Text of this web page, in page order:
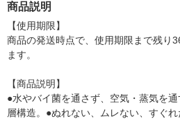
シ） オリジナル
商品説明
【使用期限】
商品の発送時点で、使用期限まで残り
ます。
【商品説明】
●水やバイ菌を通さず、空気・蒸気を
層構造。●ぬれない、ムレない、すぐ